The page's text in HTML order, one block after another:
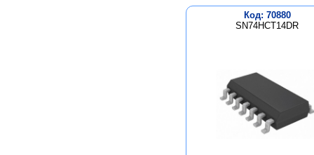
Код: 70880
SN74HCT14DR